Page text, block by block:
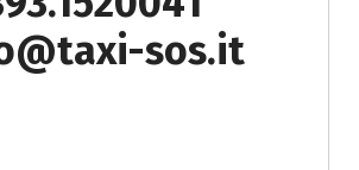
sos.it